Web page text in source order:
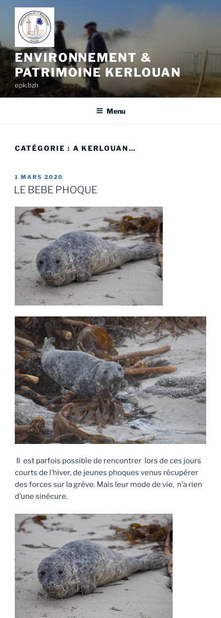
Aller
contenu
principal
ENVIRONNEMENT &
PATRIMOINE KERLOUAN
epk.bzh
Menu
CATÉGORIE : A KERLOUAN…
PUBLIÉ
LE
1 MARS 2020
LE BEBE PHOQUE
Il est parfois possible de rencontrer lors de ces jours
courts de l’hiver, de jeunes phoques venus récupérer
des forces sur la grève. Mais leur mode de vie, n’a rien
d’une sinécure.